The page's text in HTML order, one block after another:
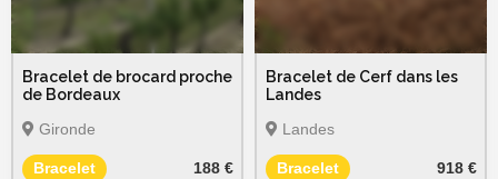
Bracelet de brocard proche
de Bordeaux
Gironde
Bracelet 188 €
Bracelet de Cerf dans les
Landes
Landes
Bracelet 918 €